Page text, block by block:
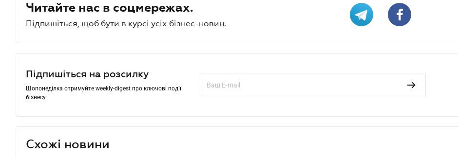
Читайте нас в соцмережах.
Підпишіться, щоб бути в курсі усіх бізнес-новин.
Підпишіться на розсилку
Щопонеділка отримуйте weekly-digest про ключові події
бізнесу
Схожі новини